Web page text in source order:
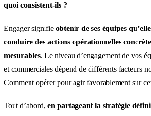
quoi consistent-ils ?
Engager signifie obtenir de ses équipes
conduire des actions opérationnelles
mesurables. Le niveau d’engagement de vos
et commerciales dépend de différents facteurs
Comment opérer pour agir favorablement sur
Tout d’abord, en partageant la stratégie